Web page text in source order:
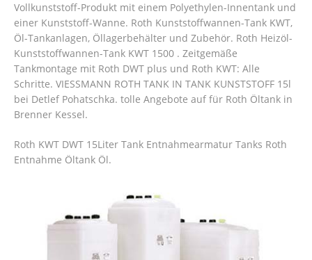
Vollkunststoff-Produkt mit einem Polyethylen-Innentank und
einer Kunststoff-Wanne. Roth Kunststoffwannen-Tank KWT,
Öl-Tankanlagen, Öllagerbehälter und Zubehör. Roth Heizöl-
Kunststoffwannen-Tank KWT 1500 . Zeitgemäße
Tankmontage mit Roth DWT plus und Roth KWT: Alle
Schritte. VIESSMANN ROTH TANK IN TANK KUNSTSTOFF 15l
bei Detlef Pohatschka. tolle Angebote auf für Roth Öltank in
Brenner Kessel.
Roth KWT DWT 15Liter Tank Entnahmearmatur Tanks Roth
Entnahme Öltank Öl.